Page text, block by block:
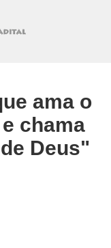
ama o
chama
Deus"